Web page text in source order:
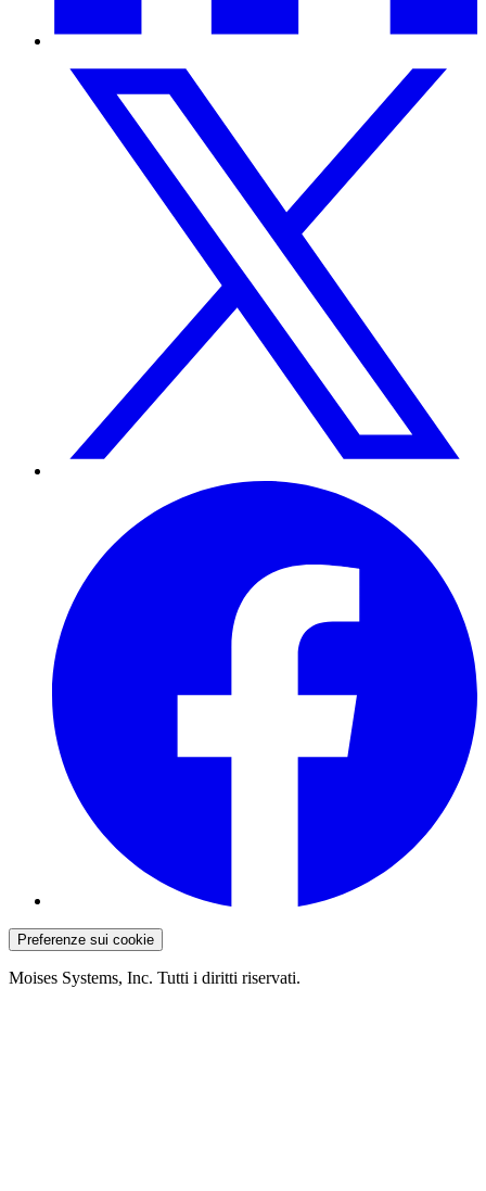
Preferenze sui cookie
Moises Systems, Inc. Tutti i diritti riservati.